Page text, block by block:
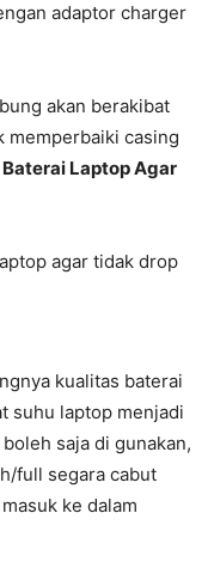
adaptor charger
akan berakibat
memperbaiki casing
Laptop Agar
kualitas baterai
suhu laptop menjadi
saja di gunakan,
full segara cabut
ke dalam